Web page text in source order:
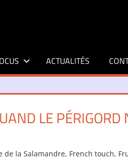
ACTUALITÉS
LE PÉRIGORD
de la Salamandre, French touch,